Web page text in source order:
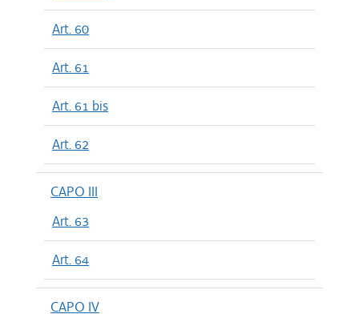
Art. 60
Art. 61
Art. 61 bis
Art. 62
CAPO III
Art. 63
Art. 64
CAPO IV